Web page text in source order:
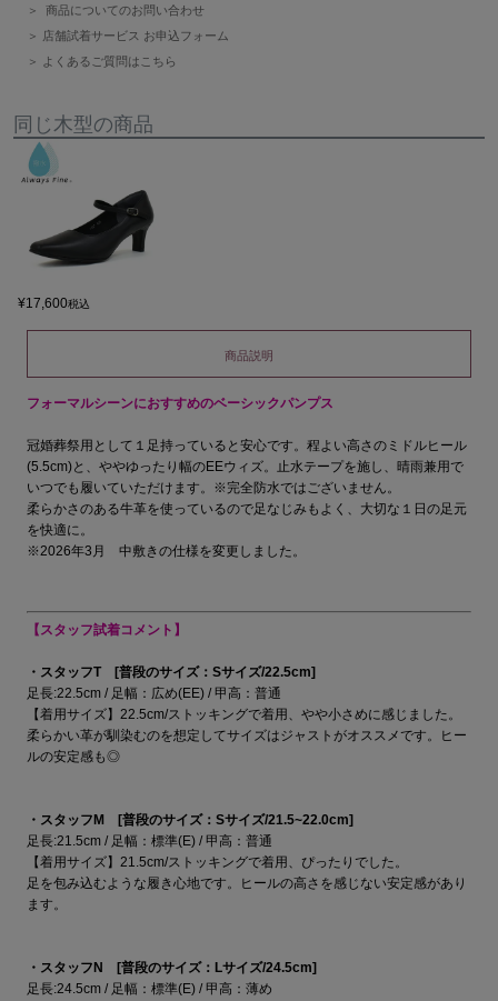
商品についてのお問い合わせ
店舗試着サービス お申込フォーム
よくあるご質問はこちら
同じ木型の商品
¥17,600税込
商品説明
フォーマルシーンにおすすめのベーシックパンプス
冠婚葬祭用として１足持っていると安心です。程よい高さのミドルヒール
(5.5cm)と、ややゆったり幅のEEウィズ。止水テープを施し、晴雨兼用で
いつでも履いていただけます。※完全防水ではございません。
柔らかさのある牛革を使っているので足なじみもよく、大切な１日の足元
を快適に。
※2026年3月 中敷きの仕様を変更しました。
【スタッフ試着コメント】
・スタッフT [普段のサイズ：Sサイズ/22.5cm]
足長:22.5cm / 足幅：広め(EE) / 甲高：普通
【着用サイズ】22.5cm/ストッキングで着用、やや小さめに感じました。
柔らかい革が馴染むのを想定してサイズはジャストがオススメです。ヒー
ルの安定感も◎
・スタッフM [普段のサイズ：Sサイズ/21.5~22.0cm]
足長:21.5cm / 足幅：標準(E) / 甲高：普通
【着用サイズ】21.5cm/ストッキングで着用、ぴったりでした。
足を包み込むような履き心地です。ヒールの高さを感じない安定感があり
ます。
・スタッフN [普段のサイズ：Lサイズ/24.5cm]
足長:24.5cm / 足幅：標準(E) / 甲高：薄め